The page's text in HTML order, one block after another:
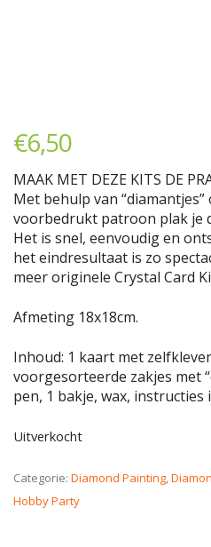
€6,50
MAAK MET DEZE KITS DE
Met behulp van “diamantjes”
voorbedrukt patroon plak je
Het is snel, eenvoudig en
het eindresultaat is zo
meer originele Crystal Card
Afmeting 18x18cm.
Inhoud: 1 kaart met
voorgesorteerde zakjes met
pen, 1 bakje, wax, instructies
Uitverkocht
Categorie: Diamond Painting,
Hobby Party